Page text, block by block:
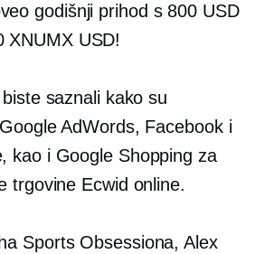
godišnji prihod s 800 USD
XNUMX USD!
saznali kako su
AdWords, Facebook i
kao i Google Shopping za
trgovine Ecwid online.
Sports Obsessiona, Alex